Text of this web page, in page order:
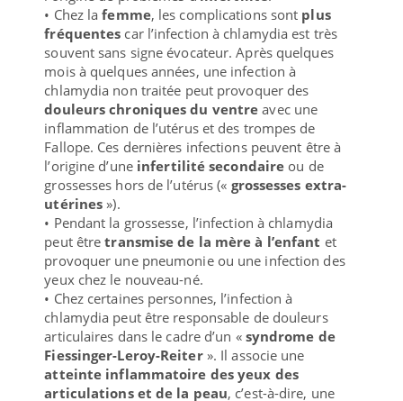
• Chez lafemme, les complications sont plus
fréquentes car l’infection à chlamydia est très
souvent sans signe évocateur. Après quelques
mois à quelques années, une infection à
chlamydia non traitée peut provoquer des
douleurs chroniques du ventre avec une
inflammation de l’utérus et des trompes de
Fallope. Ces dernières infections peuvent être à
l’origine d’une infertilité secondaire ou de
grossesses hors de l’utérus (« grossesses extra-
utérines »).
• Pendant la grossesse, l’infection à chlamydia
peut êtretransmise de la mère à l’enfant et
provoquer une pneumonie ou une infection des
yeux chez le nouveau-né.
• Chez certaines personnes, l’infection à
chlamydia peut être responsable de douleurs
articulaires dans le cadre d’un « syndrome de
Fiessinger-Leroy-Reiter». Il associe une
atteinte inflammatoire des yeux des
articulations et de la peau, c’est-à-dire, une